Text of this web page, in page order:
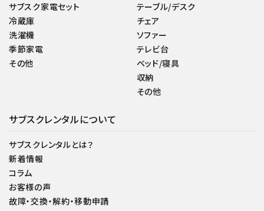
サブスク家電セット
冷蔵庫
洗濯機
季節家電
その他
テーブル/デスク
チェア
ソファー
テレビ台
ベッド/寝具
収納
その他
サブスクレンタルについて
サブスクレンタルとは？
新着情報
コラム
お客様の声
故障・交換・解約・移動申請